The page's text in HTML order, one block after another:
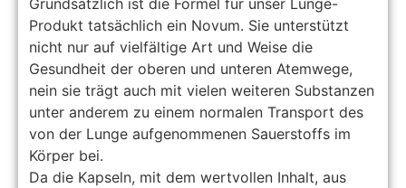
Produkt tatsächlich ein Novum. Sie unterstützt
nicht nur auf vielfältige Art und Weise die
Gesundheit der oberen und unteren Atemwege,
nein sie trägt auch mit vielen weiteren Substanzen
unter anderem zu einem normalen Transport des
von der Lunge aufgenommenen Sauerstoffs im
Körper bei.
Da die Kapseln, mit dem wertvollen Inhalt, aus